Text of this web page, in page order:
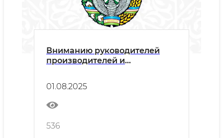
Вниманию руководителей
производителей и
01.08.2025
536